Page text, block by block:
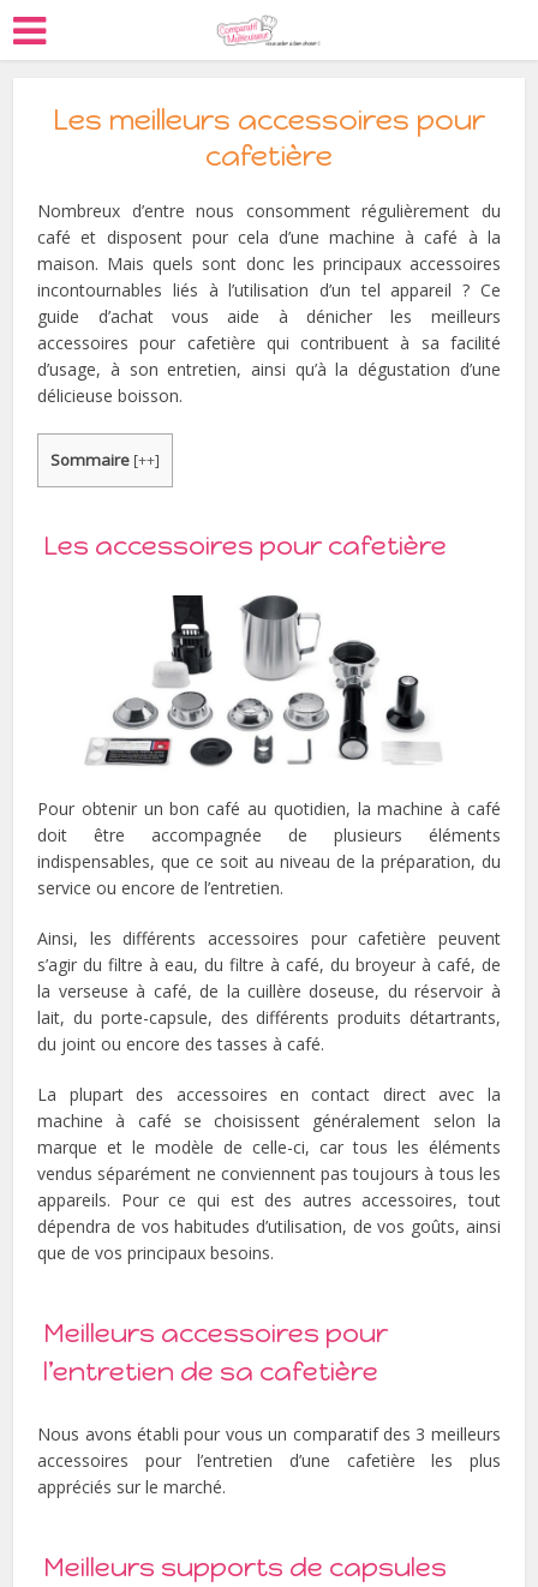
Les meilleurs accessoires pour
cafetière
Nombreux d’entre nous consomment régulièrement du
café et disposent pour cela d’une machine à café à la
maison. Mais quels sont donc les principaux accessoires
incontournables liés à l’utilisation d’un tel appareil ? Ce
guide d’achat vous aide à dénicher les meilleurs
accessoires pour cafetière qui contribuent à sa facilité
d’usage, à son entretien, ainsi qu’à la dégustation d’une
délicieuse boisson.
Sommaire [++]
Les accessoires pour cafetière
Pour obtenir un bon café au quotidien, la machine à café
doit être accompagnée de plusieurs éléments
indispensables, que ce soit au niveau de la préparation, du
service ou encore de l’entretien.
Ainsi, les différents accessoires pour cafetière peuvent
s’agir du filtre à eau, du filtre à café, du broyeur à café, de
la verseuse à café, de la cuillère doseuse, du réservoir à
lait, du porte-capsule, des différents produits détartrants,
du joint ou encore des tasses à café.
La plupart des accessoires en contact direct avec la
machine à café se choisissent généralement selon la
marque et le modèle de celle-ci, car tous les éléments
vendus séparément ne conviennent pas toujours à tous les
appareils. Pour ce qui est des autres accessoires, tout
dépendra de vos habitudes d’utilisation, de vos goûts, ainsi
que de vos principaux besoins.
Meilleurs accessoires pour
l’entretien de sa cafetière
Nous avons établi pour vous un comparatif des 3 meilleurs
accessoires pour l’entretien d’une cafetière les plus
appréciés sur le marché.
Meilleurs supports de capsules